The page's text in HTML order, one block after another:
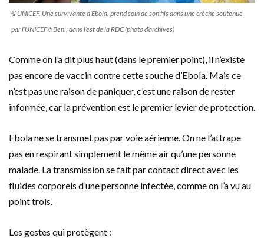
©UNICEF. Une survivante d’Ebola, prend soin de son fils dans une crèche soutenue
par l’UNICEF à Beni, dans l’est de la RDC (photo d’archives)
Comme on l’a dit plus haut (dans le premier point), il n’existe
pas encore de vaccin contre cette souche d’Ebola. Mais ce
n’est pas une raison de paniquer, c’est une raison de rester
informée, car la prévention est le premier levier de protection.
Ebola ne se transmet pas par voie aérienne. On ne l’attrape
pas en respirant simplement le même air qu’une personne
malade. La transmission se fait par contact direct avec les
fluides corporels d’une personne infectée, comme on l’a vu au
point trois.
Les gestes qui protègent :